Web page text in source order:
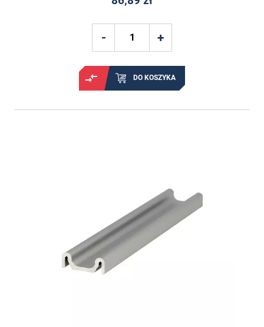
DO KOSZYKA